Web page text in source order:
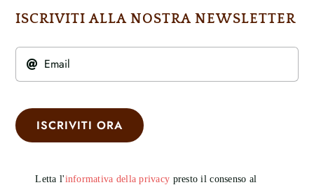
ISCRIVITI ALLA NOSTRA NEWSLETTER
ISCRIVITI ORA
Letta l'informativa della privacy presto il consenso al